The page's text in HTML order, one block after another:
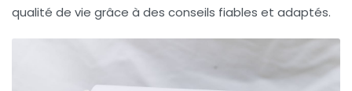
qualité de vie grâce à des conseils fiables et adaptés.